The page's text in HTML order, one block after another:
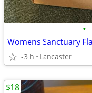
•
Womens Sanctuary
-3 h Lancaster
$18